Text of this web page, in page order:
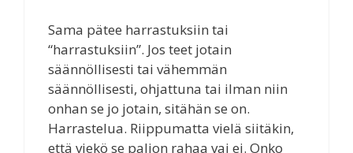
Sama pätee harrastuksiin tai
“harrastuksiin”. Jos teet jotain
säännöllisesti tai vähemmän
säännöllisesti, ohjattuna tai ilman niin
onhan se jo jotain, sitähän se on.
Harrastelua. Riippumatta vielä siitäkin,
että viekö se paljon rahaa vai ei. Onko